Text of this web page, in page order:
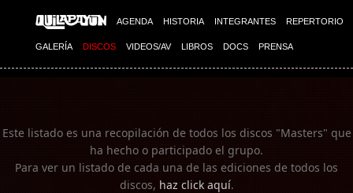
AGENDA HISTORIA INTEGRANTES REPERTORIO
GALERÍA DISCOS VIDEOS/AV LIBROS DOCS PRENSA
Imagen 01
Imagen 02
Este listado es una recopilación de todos los discos "Masters" que
ha hecho o participado el grupo.
Para ver un listado de cada una de las ediciones de todos los
discos, haz click aquí.